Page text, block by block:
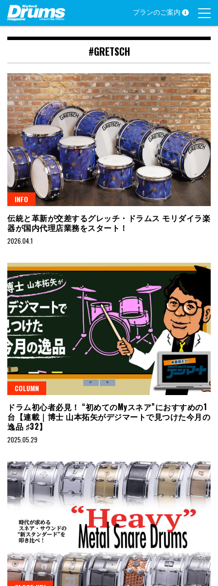
Skip
content
プランのご案内
#GRETSCH
INFO
伝統と革新が交差するグレッチ・ドラムス モリダイラ楽
器が国内代理店業務をスタート！
2026.04.1
COLUMN
ドラム初心者必見！ “初めてのMyスネア”におすすめの1
台【連載｜博士 山本拓矢がデジマートで見つけた今月の
逸品 ♯32】
2025.05.29